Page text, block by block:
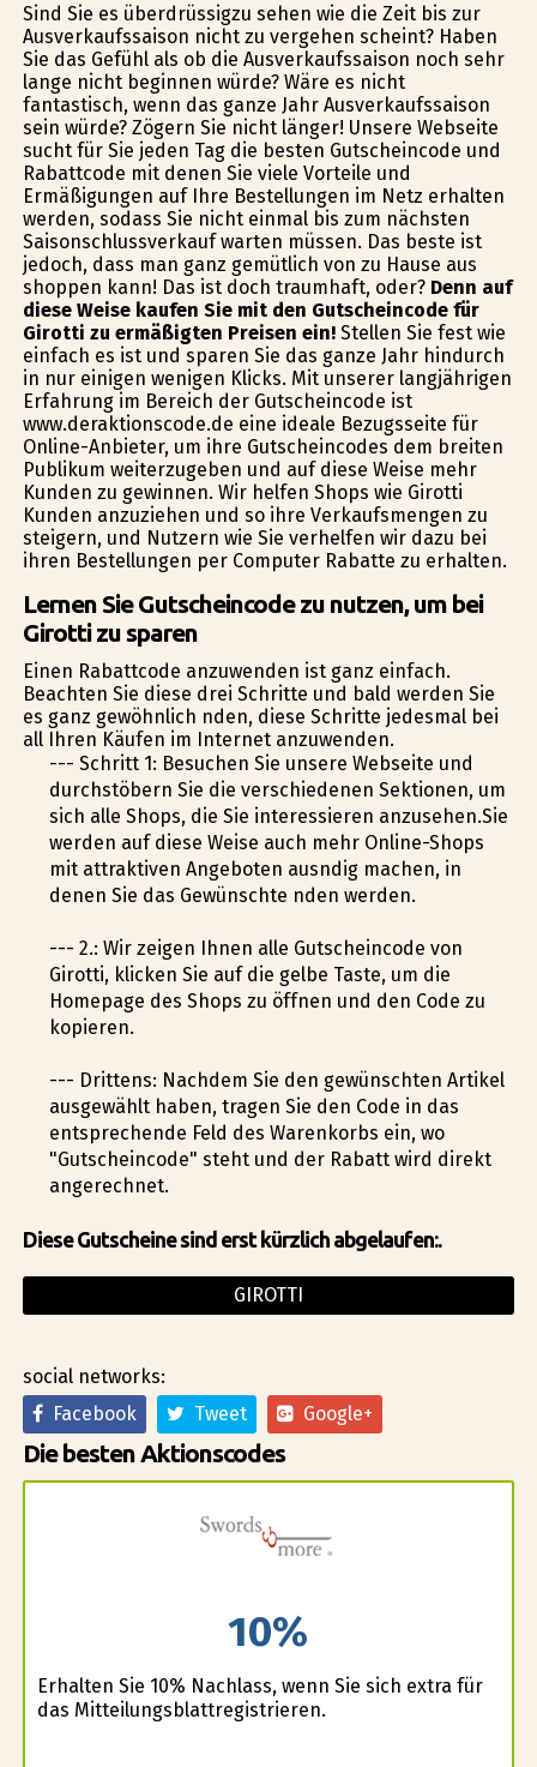
Sind Sie es überdrüssigzu sehen wie die Zeit bis zur
Ausverkaufssaison nicht zu vergehen scheint? Haben
Sie das Gefühl als ob die Ausverkaufssaison noch sehr
lange nicht beginnen würde? Wäre es nicht
fantastisch, wenn das ganze Jahr Ausverkaufssaison
sein würde? Zögern Sie nicht länger! Unsere Webseite
sucht für Sie jeden Tag die besten Gutscheincode und
Rabattcode mit denen Sie viele Vorteile und
Ermäßigungen auf Ihre Bestellungen im Netz erhalten
werden, sodass Sie nicht einmal bis zum nächsten
Saisonschlussverkauf warten müssen. Das beste ist
jedoch, dass man ganz gemütlich von zu Hause aus
shoppen kann! Das ist doch traumhaft, oder? Denn auf
diese Weise kaufen Sie mit den Gutscheincode für
Girotti zu ermäßigten Preisen ein!Stellen Sie fest wie
einfach es ist und sparen Sie das ganze Jahr hindurch
in nur einigen wenigen Klicks. Mit unserer langjährigen
Erfahrung im Bereich der Gutscheincode ist
www.deraktionscode.de eine ideale Bezugsseite für
Online-Anbieter, um ihre Gutscheincodes dem breiten
Publikum weiterzugeben und auf diese Weise mehr
Kunden zu gewinnen. Wir helfen Shops wie Girotti
Kunden anzuziehen und so ihre Verkaufsmengen zu
steigern, und Nutzern wie Sie verhelfen wir dazu bei
ihren Bestellungen per Computer Rabatte zu erhalten.
Lernen Sie Gutscheincode zu nutzen, um bei
Girotti zu sparen
Einen Rabattcode anzuwenden ist ganz einfach.
Beachten Sie diese drei Schritte und bald werden Sie
es ganz gewöhnlich finden, diese Schritte jedesmal bei
all Ihren Käufen im Internet anzuwenden.
--- Schritt 1: Besuchen Sie unsere Webseite und
durchstöbern Sie die verschiedenen Sektionen, um
sich alle Shops, die Sie interessieren anzusehen.Sie
werden auf diese Weise auch mehr Online-Shops
mit attraktiven Angeboten ausfindig machen, in
denen Sie das Gewünschte finden werden.
--- 2.: Wir zeigen Ihnen alle Gutscheincode von
Girotti, klicken Sie auf die gelbe Taste, um die
Homepage des Shops zu öffnen und den Code zu
kopieren.
--- Drittens: Nachdem Sie den gewünschten Artikel
ausgewählt haben, tragen Sie den Code in das
entsprechende Feld des Warenkorbs ein, wo
"Gutscheincode" steht und der Rabatt wird direkt
angerechnet.
Diese Gutscheine sind erst kürzlich abgelaufen:.
GIROTTI
social networks:
Facebook
Tweet Google+
Die besten Aktionscodes
10%
Erhalten Sie 10% Nachlass, wenn Sie sich extra für
das Mitteilungsblattregistrieren.